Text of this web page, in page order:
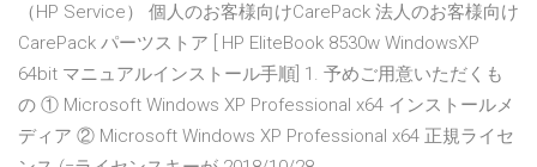
（HP Service） 個人のお客様向けCarePack 法人のお客様向け
CarePack パーツストア [ HP EliteBook 8530w WindowsXP
64bit マニュアルインストール手順] 1. 予めご用意いただくも
の ① Microsoft Windows XP Professional x64 インストールメ
ディア ② Microsoft Windows XP Professional x64 正規ライセ